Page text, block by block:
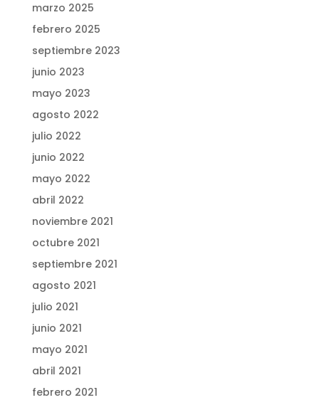
marzo 2025
febrero 2025
septiembre 2023
junio 2023
mayo 2023
agosto 2022
julio 2022
junio 2022
mayo 2022
abril 2022
noviembre 2021
octubre 2021
septiembre 2021
agosto 2021
julio 2021
junio 2021
mayo 2021
abril 2021
febrero 2021